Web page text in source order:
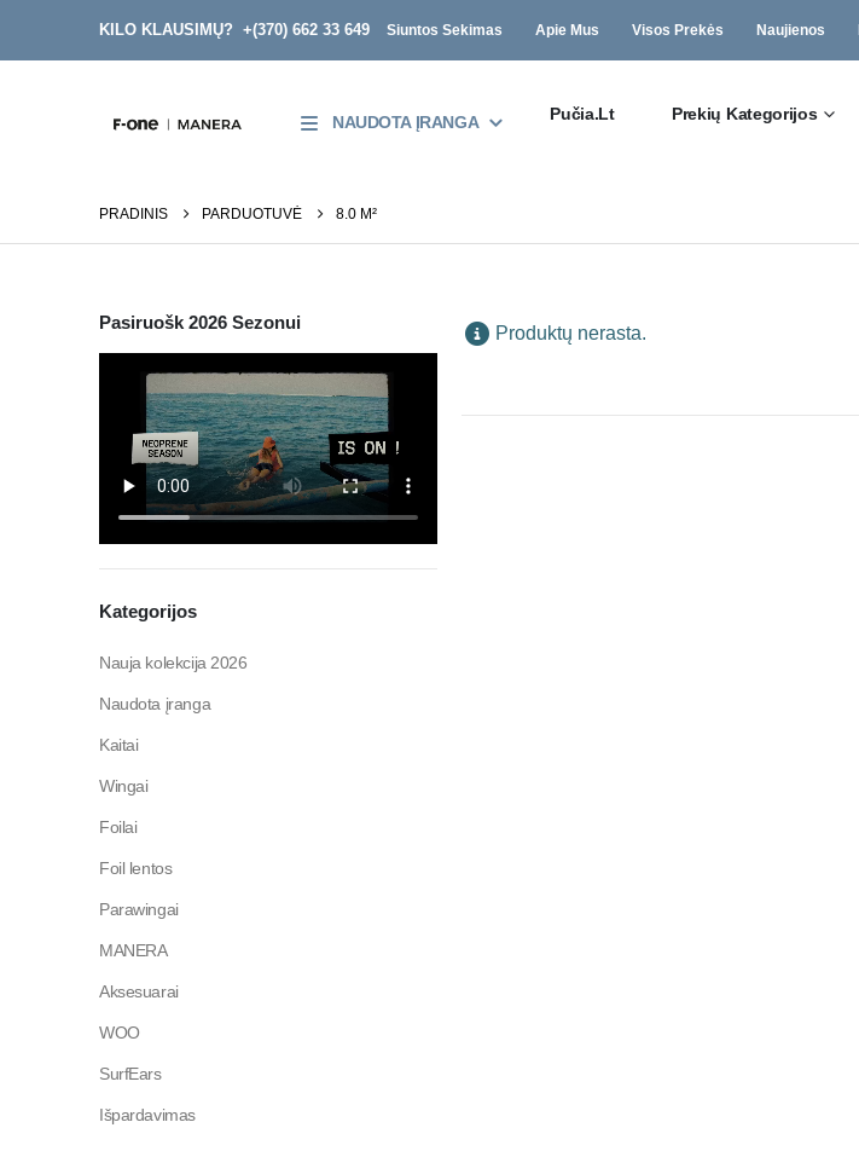
KILO KLAUSIMŲ? +(370) 662 33 649 Siuntos Sekimas Apie Mus Visos Prekės Naujienos
NAUDOTA ĮRANGA Pučia.lt Prekių Kategorijos
PRADINIS PARDUOTUVĖ 8.0 M²
Produktų nerasta.
Pasiruošk 2026 Sezonui
Kategorijos
Nauja kolekcija 2026
Naudota įranga
Kaitai
Wingai
Foilai
Foil lentos
Parawingai
MANERA
Aksesuarai
WOO
SurfEars
Išpardavimas